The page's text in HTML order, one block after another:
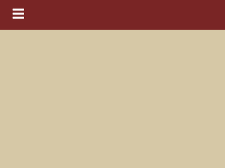
Navigation ein-/ausblenden